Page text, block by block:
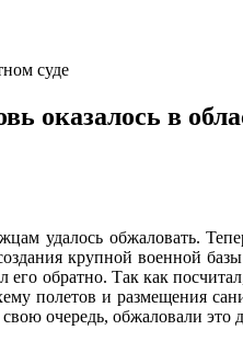
суде
оказалось в
удалось обжаловать.
крупной военной
обратно. Так как
полетов и размещения
очередь, обжаловали это